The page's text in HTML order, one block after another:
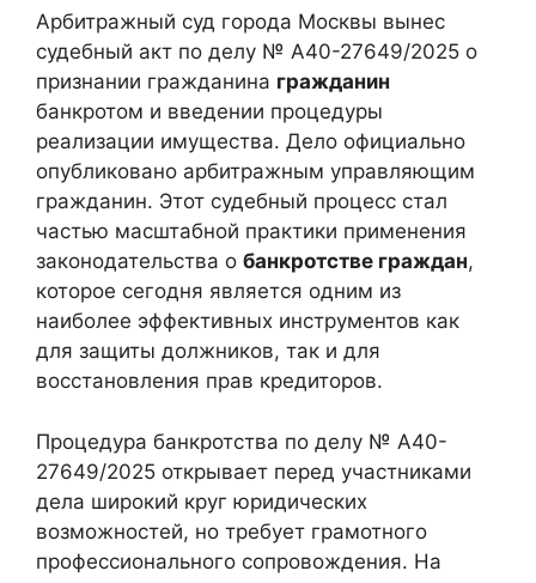
Арбитражный суд города Москвы вынес
судебный акт по делу № А40-27649/2025 о
признании гражданина гражданин
банкротом и введении процедуры
реализации имущества. Дело официально
опубликовано арбитражным управляющим
гражданин. Этот судебный процесс стал
частью масштабной практики применения
законодательства о банкротстве граждан,
которое сегодня является одним из
наиболее эффективных инструментов как
для защиты должников, так и для
восстановления прав кредиторов.
Процедура банкротства по делу № А40-
27649/2025 открывает перед участниками
дела широкий круг юридических
возможностей, но требует грамотного
профессионального сопровождения. На